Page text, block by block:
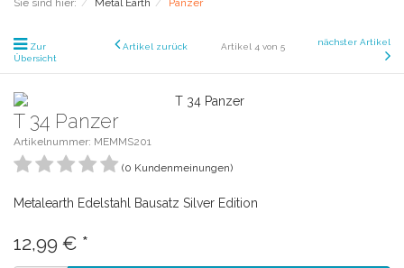
Sie sind hier: Metal Earth Panzer
Zur
Übersicht
Artikel zurück Artikel 4 von 5 nächster Artikel
T 34 Panzer
Artikelnummer: MEMMS201
(0 Kundenmeinungen)
Metalearth Edelstahl Bausatz Silver Edition
12,99 € *